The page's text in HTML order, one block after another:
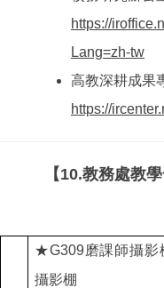
https://
Lang=zh-tw
高教深耕成果
https://
【10.教務處教
★G309磨課師攝影
攝影棚